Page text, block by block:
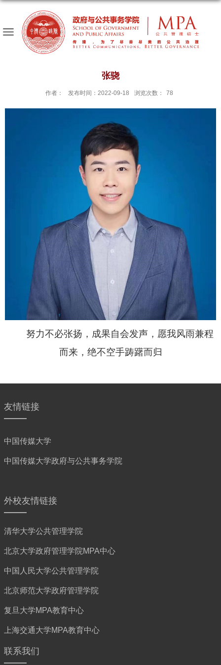
张骁
作者： 发布时间：2022-09-18 浏览次数： 78
努力不必张扬，成果自会发声，愿我风雨兼程
而来，绝不空手踌躇而归
友情链接
中国传媒大学
中国传媒大学政府与公共事务学院
外校友情链接
清华大学公共管理学院
北京大学政府管理学院MPA中心
中国人民大学公共管理学院
北京师范大学政府管理学院
复旦大学MPA教育中心
上海交通大学MPA教育中心
联系我们